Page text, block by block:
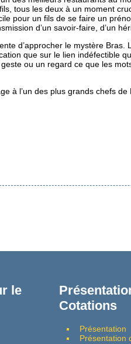
tous les deux à un moment
pour un fils de se faire un
d’un savoir-faire, d’un
d’approcher le mystère
que sur le lien indéfectible
ou un regard ce que les
à l’un des plus grands chefs
le
Cotations
Présentation
Présentation